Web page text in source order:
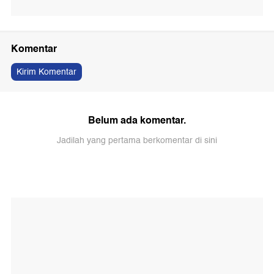
Komentar
Kirim Komentar
Belum ada komentar.
Jadilah yang pertama berkomentar di sini